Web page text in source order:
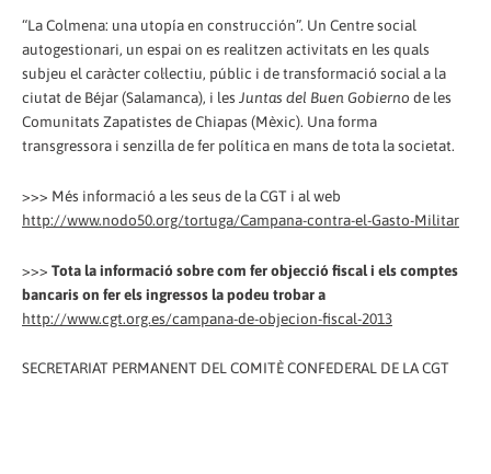
“La Colmena: una utopía en construcción”. Un Centre social
autogestionari, un espai on es realitzen activitats en les quals
subjeu el caràcter col·lectiu, públic i de transformació social a la
ciutat de Béjar (Salamanca), i les Juntas del Buen Gobierno de les
Comunitats Zapatistes de Chiapas (Mèxic). Una forma
transgressora i senzilla de fer política en mans de tota la societat.
>>> Més informació a les seus de la CGT i al web
http://www.nodo50.org/tortuga/Campana-contra-el-Gasto-Militar
>>> Tota la informació sobre com fer objecció fiscal i els comptes
bancaris on fer els ingressos la podeu trobar a
http://www.cgt.org.es/campana-de-objecion-fiscal-2013
SECRETARIAT PERMANENT DEL COMITÈ CONFEDERAL DE LA CGT